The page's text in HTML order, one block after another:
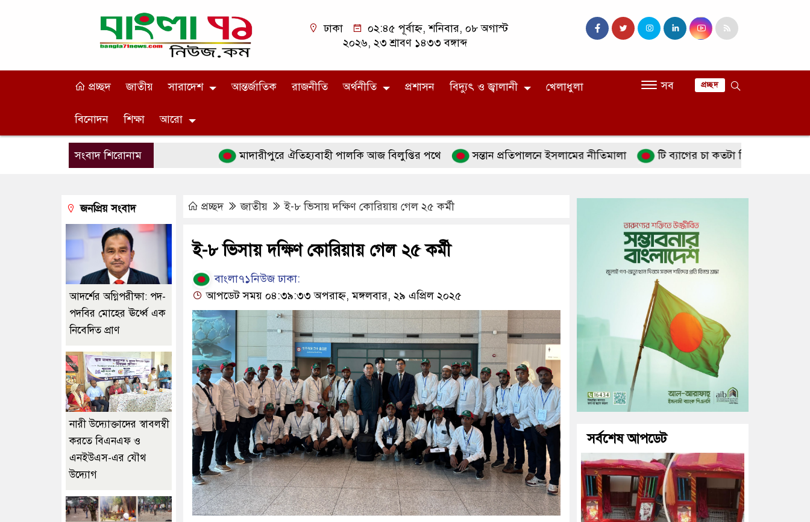
ঢাকা
০২:৪৫ পূর্বাহ্ন, শনিবার, ০৮ অগাস্ট
২০২৬, ২৩ শ্রাবণ ১৪৩৩ বঙ্গাব্দ
প্রচ্ছদ জাতীয় সারাদেশ আন্তর্জাতিক রাজনীতি অর্থনীতি প্রশাসন বিদ্যুৎ ও জ্বালানী খেলাধুলা
বিনোদন শিক্ষা আরো
সব প্রচ্ছদ
সংবাদ শিরোনাম মাদারীপুরে ঐতিহ্যবাহী পালকি আজ বিলুপ্তির পথে সন্তান প্রতিপালনে ইসলামের নীতিমালা টি ব্যাগের চা কতটা নিরাপদ
প্রচ্ছদ জাতীয় ই-৮ ভিসায় দক্ষিণ কোরিয়ায় গেল ২৫ কর্মী
ই-৮ ভিসায় দক্ষিণ কোরিয়ায় গেল ২৫ কর্মী
বাংলা৭১নিউজ ঢাকা:
আপডেট সময় ০৪:৩৯:৩৩ অপরাহ্ন, মঙ্গলবার, ২৯ এপ্রিল ২০২৫
জনপ্রিয় সংবাদ
আদর্শের অগ্নিপরীক্ষা: পদ-
পদবির মোহের ঊর্ধ্বে এক
নিবেদিত প্রাণ
নারী উদ্যোক্তাদের স্বাবলম্বী
করতে বিএনএফ ও
এনইউএস-এর যৌথ
উদ্যোগ
সর্বশেষ আপডেট